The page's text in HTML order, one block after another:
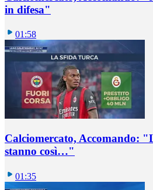
in difesa"
01:58
Calciomercato, Accomando:
stanno così…"
01:35